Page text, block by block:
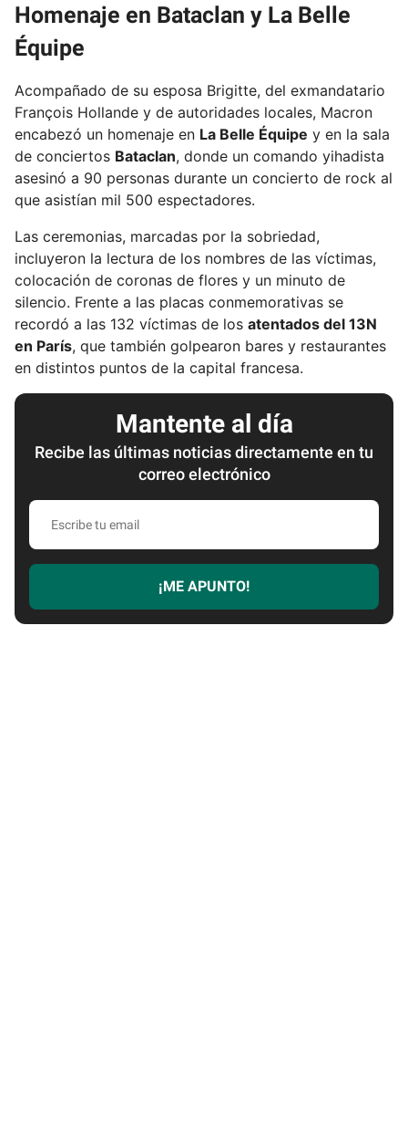
Homenaje en Bataclan y La Belle
Équipe
Acompañado de su esposa Brigitte, del exmandatario
François Hollande y de autoridades locales, Macron
encabezó un homenaje en La Belle Équipe y en la sala
de conciertos Bataclan, donde un comando yihadista
asesinó a 90 personas durante un concierto de rock al
que asistían mil 500 espectadores.
Las ceremonias, marcadas por la sobriedad,
incluyeron la lectura de los nombres de las víctimas,
colocación de coronas de flores y un minuto de
silencio. Frente a las placas conmemorativas se
recordó a las 132 víctimas de los atentados del 13N
en París, que también golpearon bares y restaurantes
en distintos puntos de la capital francesa.
Mantente al día
Recibe las últimas noticias directamente en tu
correo electrónico
E
c
r
¡ME APUNTO!